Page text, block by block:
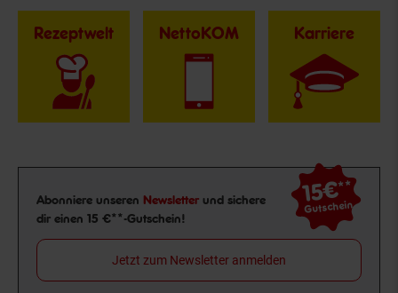
Rezeptwelt NettoKOM Karriere
Newsletter Anmeldung
Abonniere unseren Newsletter und sichere
dir einen 15 €**-Gutschein!
15€**
Gutschein
Jetzt zum Newsletter anmelden